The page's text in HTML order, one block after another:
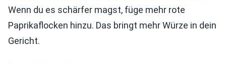
Wenn du es schärfer magst, füge mehr rote
Paprikaflocken hinzu. Das bringt mehr Würze in dein
Gericht.